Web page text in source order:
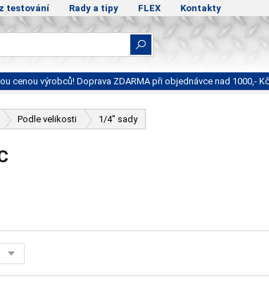
testování Rady a tipy FLEX Kontakty
cenou výrobců! Doprava ZDARMA při objednávce nad 1000,- Kč
Podle velikosti 1/4" sady